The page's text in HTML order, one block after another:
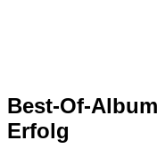
Best-Of-
Erfolg